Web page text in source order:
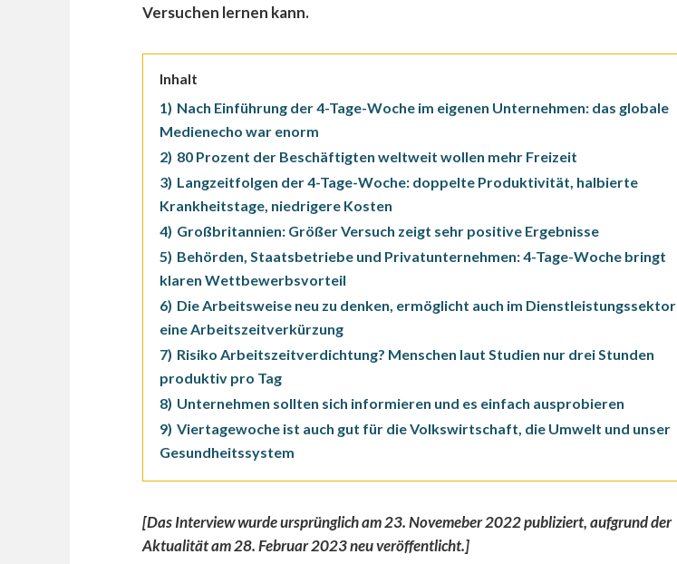
Versuchen lernen kann.
Inhalt
1) Nach Einführung der 4-Tage-Woche im eigenen Unternehmen: das globale
Medienecho war enorm
2) 80 Prozent der Beschäftigten weltweit wollen mehr Freizeit
3) Langzeitfolgen der 4-Tage-Woche: doppelte Produktivität, halbierte
Krankheitstage, niedrigere Kosten
4) Großbritannien: Größer Versuch zeigt sehr positive Ergebnisse
5) Behörden, Staatsbetriebe und Privatunternehmen: 4-Tage-Woche bringt
klaren Wettbewerbsvorteil
6) Die Arbeitsweise neu zu denken, ermöglicht auch im Dienstleistungssektor
eine Arbeitszeitverkürzung
7) Risiko Arbeitszeitverdichtung? Menschen laut Studien nur drei Stunden
produktiv pro Tag
8) Unternehmen sollten sich informieren und es einfach ausprobieren
9) Viertagewoche ist auch gut für die Volkswirtschaft, die Umwelt und unser
Gesundheitssystem
[Das Interview wurde ursprünglich am 23. Novemeber 2022 publiziert, aufgrund der
Aktualität am 28. Februar 2023 neu veröffentlicht.]